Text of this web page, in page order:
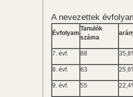
A nevezettek
Évfolyam
Tanulók
száma
7. évf. 88
8. évf. 63
9. évf. 55